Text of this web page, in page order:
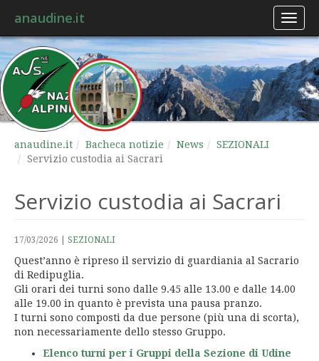
anaudine.it
anaudine.it Bacheca notizie News
SEZIONALI
Servizio custodia ai Sacrari
Servizio custodia ai Sacrari
17/03/2026 SEZIONALI
Quest’anno è ripreso il servizio di guardiania al Sacrario
di Redipuglia.
Gli orari dei turni sono dalle 9.45 alle 13.00 e dalle 14.00
alle 19.00 in quanto è prevista una pausa pranzo.
I turni sono composti da due persone (più una di scorta),
non necessariamente dello stesso Gruppo.
Elenco turni per i Gruppi della Sezione di Udine